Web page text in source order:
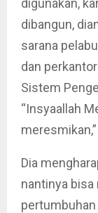
digunakan,
dibangun,
sarana
dan
Sistem
“Insyaallah
Dia
nantinya